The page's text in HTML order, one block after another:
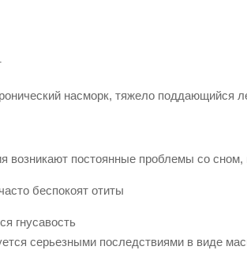
насморк, тяжело поддающийся
возникают постоянные проблемы со
беспокоят отиты
гнусавость
серьезными последствиями в виде